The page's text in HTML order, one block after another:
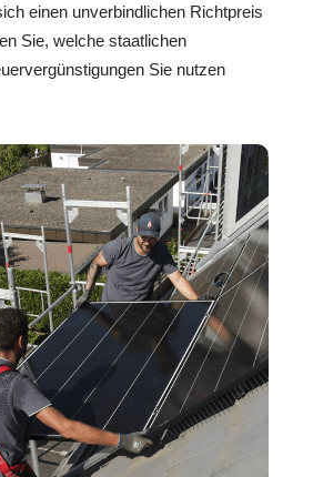
einen unverbindlichen Richtpreis
Sie, welche staatlichen
Sie nutzen